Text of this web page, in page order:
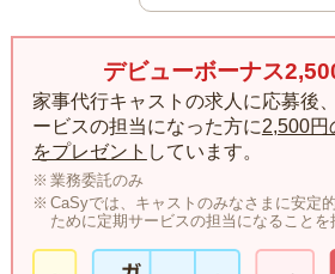
デビューボーナス
家事代行キャストの求人に応募後
ービスの担当になった方に2,500円
をプレゼント しています。
業務委託のみ
CaSyでは、キャストのみなさまに安定
ために定期サービスの担当になることを